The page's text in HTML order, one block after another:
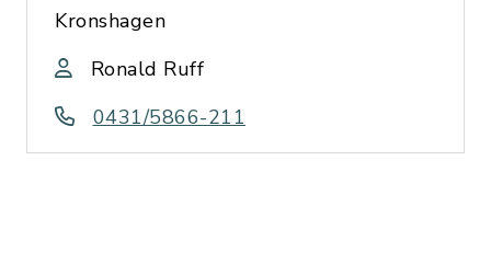
Kronshagen
Ronald Ruff
0431/5866-211